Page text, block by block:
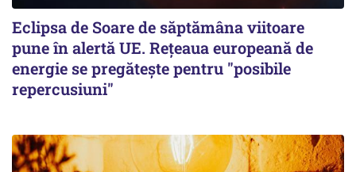
Eclipsa de Soare de săptămâna viitoare
pune în alertă UE. Rețeaua europeană de
energie se pregătește pentru "posibile
repercusiuni"